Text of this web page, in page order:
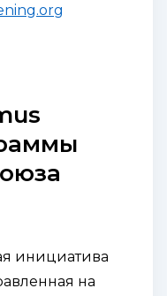
инициатива
на